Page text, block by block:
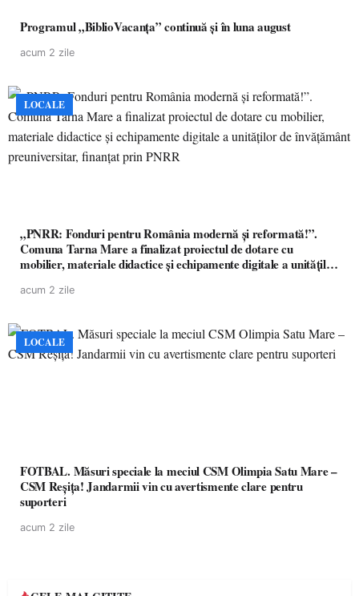
Programul „BiblioVacanța” continuă și în luna august
acum 2 zile
LOCALE
„PNRR: Fonduri pentru România modernă și reformată!”.
Comuna Tarna Mare a finalizat proiectul de dotare cu
mobilier, materiale didactice și echipamente digitale a unităților
acum 2 zile
LOCALE
FOTBAL. Măsuri speciale la meciul CSM Olimpia Satu Mare –
CSM Reșița! Jandarmii vin cu avertismente clare pentru
suporteri
acum 2 zile